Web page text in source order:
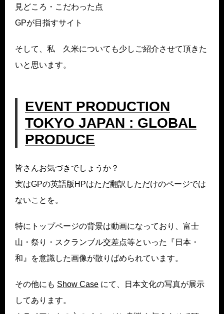
見どころ・こだわった点
GPが目指すサイト
そして、私 久米についても少しご紹介させて頂きた
いと思います。
EVENT PRODUCTION
TOKYO JAPAN : GLOBAL
PRODUCE
皆さんお気づきでしょうか？
実はGPの英語版HPはただ翻訳しただけのページでは
ないことを。
特にトップページの背景は動画になっており、富士
山・祭り・スクランブル交差点等といった『日本・
和』を意識した画像が散りばめられています。
その他にも Show Case にて、日本文化の写真が展示
してあります。